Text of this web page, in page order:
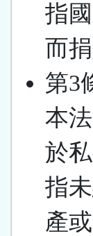
指
而
第3
本
於
指
產